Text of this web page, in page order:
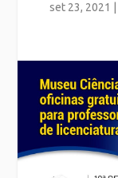
set 23, 2021